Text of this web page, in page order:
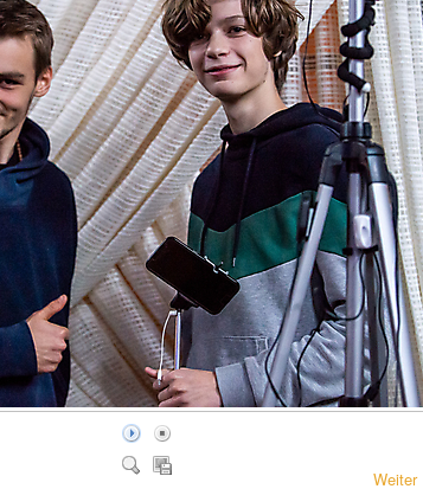
Weiter